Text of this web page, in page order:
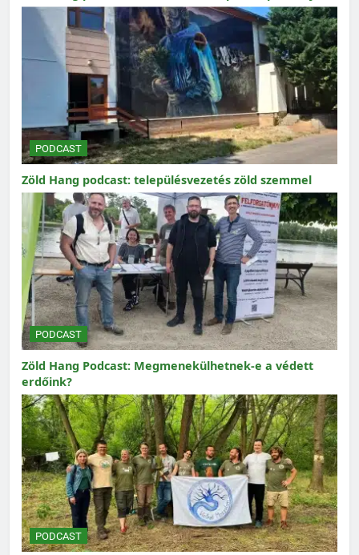
PODCAST
Zöld Hang podcast: településvezetés zöld szemmel
PODCAST
Zöld Hang Podcast: Megmenekülhetnek-e a védett
erdőink?
PODCAST